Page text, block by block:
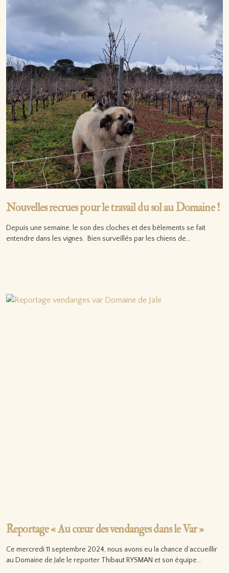
Nouvelles recrues pour le travail du sol au Domaine !
Depuis une semaine, le son des cloches et des bêlements se fait
entendre dans les vignes. Bien surveillés par les chiens de…
Reportage « Au cœur des vendanges dans le Var »
Ce mercredi 11 septembre 2024, nous avons eu la chance d’accueillir
au Domaine de Jale le reporter Thibaut RYSMAN et son équipe…